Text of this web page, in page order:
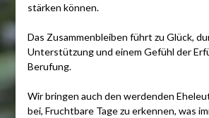
stärken können.
Das Zusammenbleiben führt zu Glück,
Unterstützung und einem Gefühl der
Berufung.
Wir bringen auch den werdenden
bei, Fruchtbare Tage zu erkennen, was